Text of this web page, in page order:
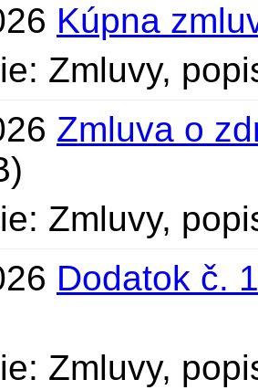
Kúpna
Zmluvy,
Zmluva o
Zmluvy,
Dodatok č.
Zmluvy,